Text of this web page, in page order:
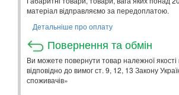
матеріал відправляємо за передоплатою.
Детальніше про оплату
Повернення та обмін
Ви можете повернути товар належної якості
відповідно до вимог ст. 9, 12, 13 Закону
споживачів»